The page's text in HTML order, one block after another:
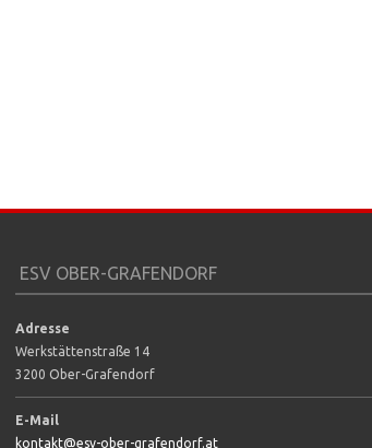
ESV OBER-GRAFENDORF
Adresse
Werkstättenstraße 14
3200 Ober-Grafendorf
E-Mail
kontakt@esv-ober-grafendorf.at